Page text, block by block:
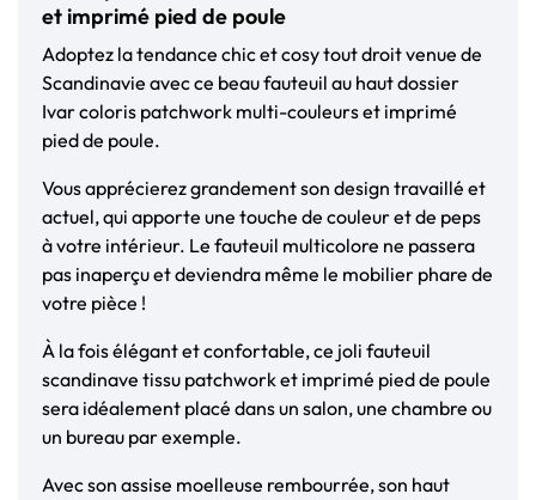
et imprimé pied de poule
Adoptez la tendance chic et cosy tout droit venue de
Scandinavie avec ce beau fauteuil au haut dossier
Ivar coloris patchwork multi-couleurs et imprimé
pied de poule.
Vous apprécierez grandement son design travaillé et
actuel, qui apporte une touche de couleur et de peps
à votre intérieur. Le fauteuil multicolore ne passera
pas inaperçu et deviendra même le mobilier phare de
votre pièce !
À la fois élégant et confortable, ce joli fauteuil
scandinave tissu patchwork et imprimé pied de poule
sera idéalement placé dans un salon, une chambre ou
un bureau par exemple.
Avec son assise moelleuse rembourrée, son haut